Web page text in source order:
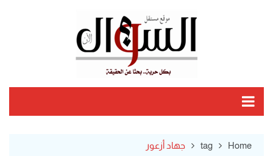
Home
tag جهاد أزعور